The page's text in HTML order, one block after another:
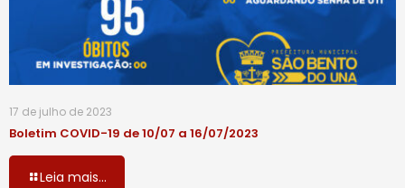
17 de julho de 2023
Boletim COVID-19 de 10/07 a 16/07/2023
Leia mais...